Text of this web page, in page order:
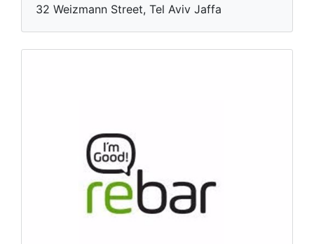
32 Weizmann Street, Tel Aviv Jaffa